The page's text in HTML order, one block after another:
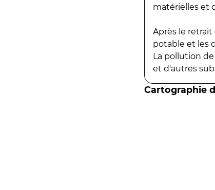
matérielles et
Après le
potable et les
La pollution
et d'autres
Cartographie